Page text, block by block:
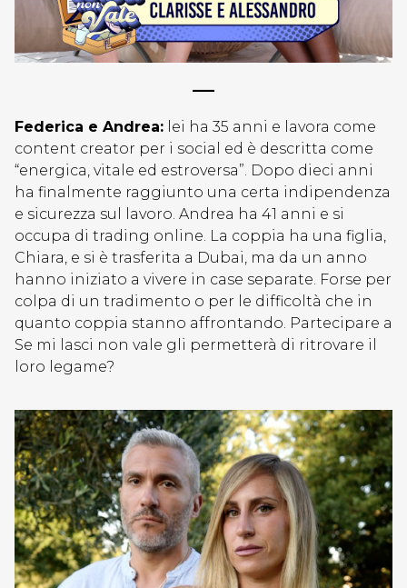
—–
Federica e Andrea: lei ha 35 anni e lavora come
content creator per i social ed è descritta come
“energica, vitale ed estroversa”. Dopo dieci anni
ha finalmente raggiunto una certa indipendenza
e sicurezza sul lavoro. Andrea ha 41 anni e si
occupa di trading online. La coppia ha una figlia,
Chiara, e si è trasferita a Dubai, ma da un anno
hanno iniziato a vivere in case separate. Forse per
colpa di un tradimento o per le difficoltà che in
quanto coppia stanno affrontando. Partecipare a
Se mi lasci non vale gli permetterà di ritrovare il
loro legame?